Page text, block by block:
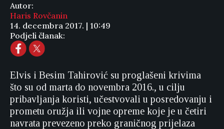
Autor:
Haris Rovčanin
14. decembra 2017. | 10:49
Podjeli članak:
Elvis i Besim Tahirović su proglašeni krivima
što su od marta do novembra 2016., u cilju
pribavljanja koristi, učestvovali u posredovanju i
prometu oružja ili vojne opreme koje je u četiri
navrata prevezeno preko graničnog prijelaza